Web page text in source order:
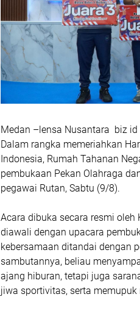
Medan –lensa Nusantara biz id
Dalam rangka memeriahkan
Indonesia, Rumah Tahanan
pembukaan Pekan Olahraga
pegawai Rutan, Sabtu (9/8).
Acara dibuka secara resmi oleh
diawali dengan upacara
kebersamaan ditandai dengan
sambutannya, beliau
ajang hiburan, tetapi juga
jiwa sportivitas, serta